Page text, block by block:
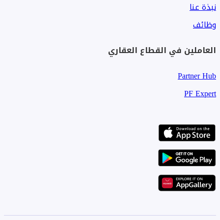
نبذة عنا
وظائف
العاملين في القطاع العقاري
Partner Hub
PF Expert